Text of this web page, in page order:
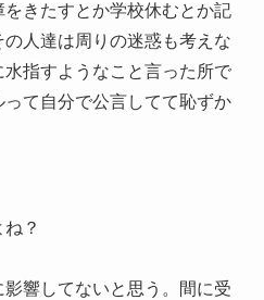
きたすとか学校休むとか記
人達は周りの迷惑も考えな
指すようなこと言った所で
て自分で公言してて恥ずか
？
響してないと思う。間に受